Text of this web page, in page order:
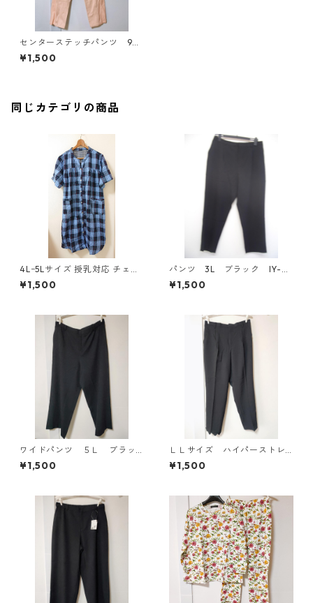
センターステッチパンツ 96c
m ライトピンク KAE-4347
¥1,500
同じカテゴリの商品
4Lｰ5Lサイズ 授乳対応 チェッ
ク柄 半袖ルームウェア マタニ
ティ ブルー系/グレー ◆KIY-1
¥1,500
パンツ 3L ブラック IY-45
25
¥1,500
ワイドパンツ ５Ｌ ブラッ
ク KAE-4725
¥1,500
ＬＬサイズ ハイパーストレ
ッチ センタープレスパン
ツ ブラック KAE-4704
¥1,500